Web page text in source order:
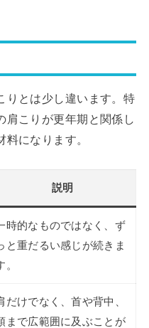
りとは少し違います。特
肩こりが更年期と関係し
になります。
説明
時的なものではなく、ず
と重だるい感じが続きま
。
だけでなく、首や背中、
まで広範囲に及ぶことが